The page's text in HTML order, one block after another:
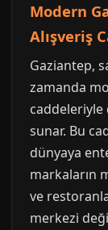
Modern
Alışveriş
Gaziantep,
zamanda
sunar. Bu
dünyaya
markaların
ve
merkezi